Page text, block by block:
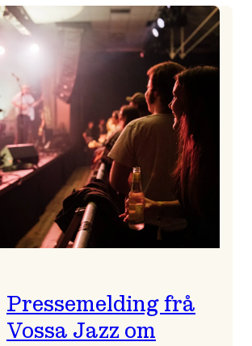
2026
Pressemelding frå
Vossa Jazz om